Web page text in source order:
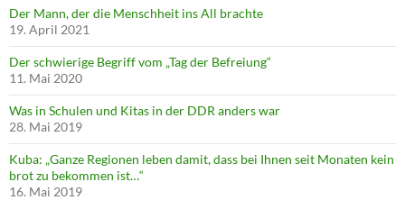
Der Mann, der die Menschheit ins All brachte
19. April 2021
Der schwierige Begriff vom „Tag der Befreiung“
11. Mai 2020
Was in Schulen und Kitas in der DDR anders war
28. Mai 2019
Kuba: „Ganze Regionen leben damit, dass bei Ihnen seit Monaten kein
brot zu bekommen ist…“
16. Mai 2019